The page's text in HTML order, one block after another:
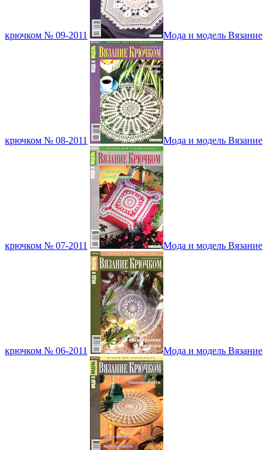
крючком № 09-2011 Мода и модель Вязание
крючком № 08-2011 Мода и модель Вязание
крючком № 07-2011 Мода и модель Вязание
крючком № 06-2011 Мода и модель Вязание